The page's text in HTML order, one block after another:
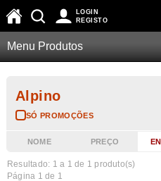
LOGIN
REGISTO
Menu Produtos
Alpino
SÓ PROMOÇÕES
NOME PREÇO
Resultado: 1 a 1 de 1 produto(s)
Página 1 de 1